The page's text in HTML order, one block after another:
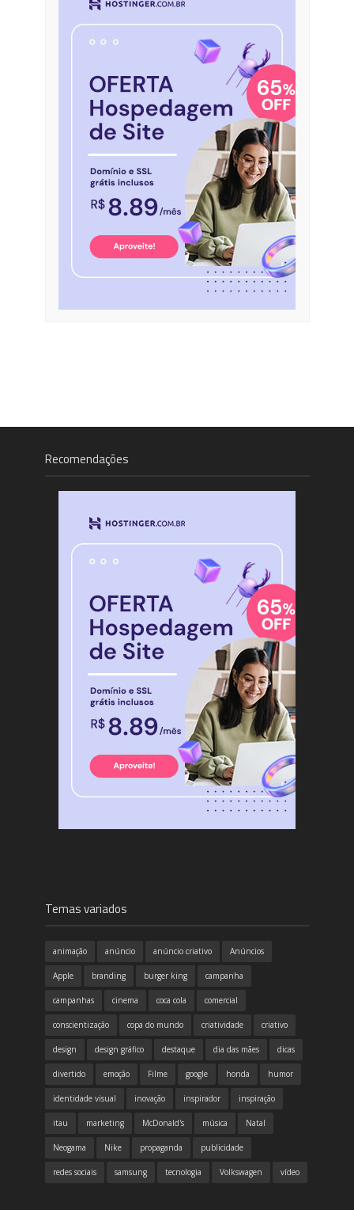
Recomendações
Temas variados
animação anúncio anúncio criativo Anúncios
Apple branding burger king campanha
campanhas cinema coca cola comercial
conscientização copa do mundo criatividade criativo
design design gráfico destaque dia das mães dicas
divertido emoção Filme google honda humor
identidade visual inovação inspirador inspiração
itau marketing McDonald's música Natal
Neogama Nike propaganda publicidade
redes sociais samsung tecnologia Volkswagen vídeo